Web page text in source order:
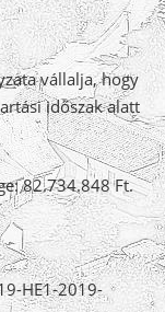
vállalja, hogy
időszak alatt
82.734.848 Ft.
HE1-2019-